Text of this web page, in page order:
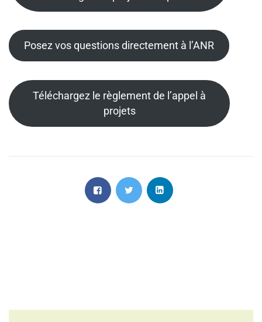
Posez vos questions directement à l’ANR
Téléchargez le règlement de l’appel à
projets